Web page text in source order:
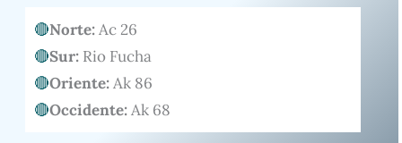
Norte:Ac 26
Sur: Rio Fucha
Oriente:Ak 86
Occidente:Ak 68